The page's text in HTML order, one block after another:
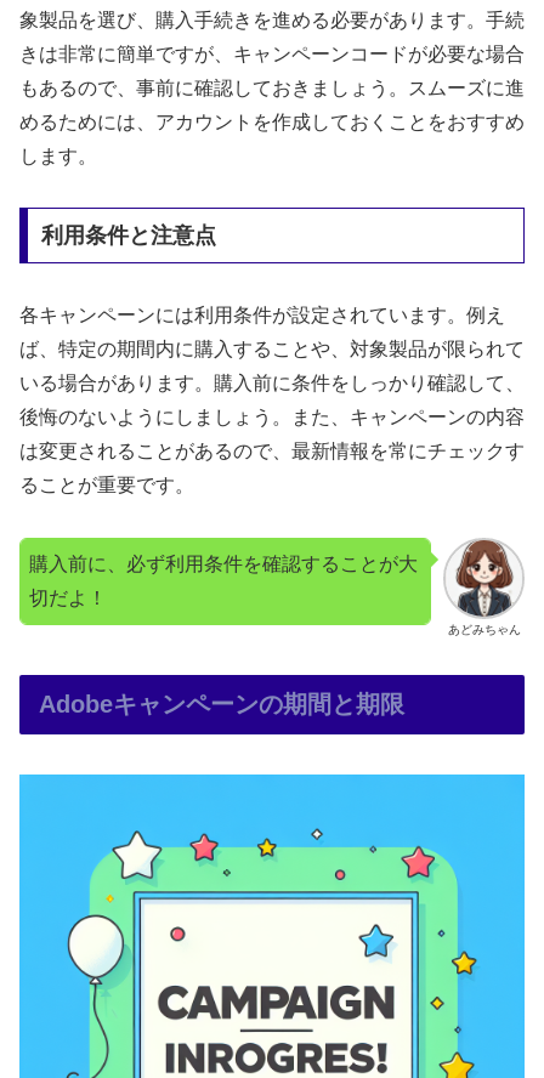
象製品を選び、購入手続きを進める必要があります。手続
きは非常に簡単ですが、キャンペーンコードが必要な場合
もあるので、事前に確認しておきましょう。スムーズに進
めるためには、アカウントを作成しておくことをおすすめ
します。
利用条件と注意点
各キャンペーンには利用条件が設定されています。例え
ば、特定の期間内に購入することや、対象製品が限られて
いる場合があります。購入前に条件をしっかり確認して、
後悔のないようにしましょう。また、キャンペーンの内容
は変更されることがあるので、最新情報を常にチェックす
ることが重要です。
あどみちゃん
購入前に、必ず利用条件を確認することが大
切だよ！
Adobeキャンペーンの期間と期限